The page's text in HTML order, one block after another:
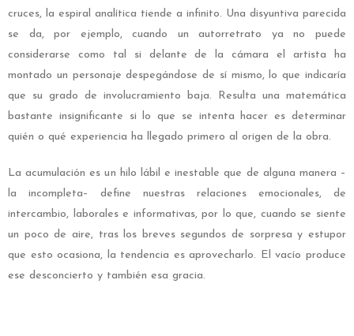
cruces, la espiral analítica tiende a infinito. Una disyuntiva parecida
se da, por ejemplo, cuando un autorretrato ya no puede
considerarse como tal si delante de la cámara el artista ha
montado un personaje despegándose de sí mismo, lo que indicaría
que su grado de involucramiento baja. Resulta una matemática
bastante insignificante si lo que se intenta hacer es determinar
quién o qué experiencia ha llegado primero al origen de la obra.
La acumulación es un hilo lábil e inestable que de alguna manera –
la incompleta– define nuestras relaciones emocionales, de
intercambio, laborales e informativas, por lo que, cuando se siente
un poco de aire, tras los breves segundos de sorpresa y estupor
que esto ocasiona, la tendencia es aprovecharlo. El vacío produce
ese desconcierto y también esa gracia.